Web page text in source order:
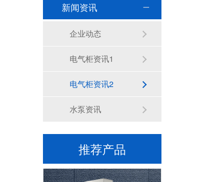
新闻资讯
企业动态
电气柜资讯1
电气柜资讯2
水泵资讯
推荐产品
宠物自动清洗机